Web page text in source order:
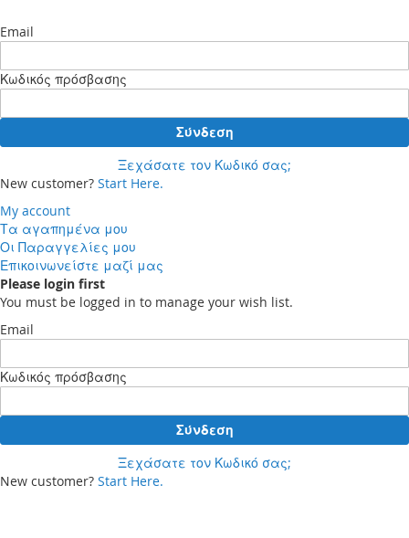
Email
Κωδικός πρόσβασης
Σύνδεση
Ξεχάσατε τον Κωδικό σας;
New customer? Start Here.
My account
Τα αγαπημένα μου
Οι Παραγγελίες μου
Επικοινωνείστε μαζί μας
Please login first
You must be logged in to manage your wish list.
Email
Κωδικός πρόσβασης
Σύνδεση
Ξεχάσατε τον Κωδικό σας;
New customer? Start Here.